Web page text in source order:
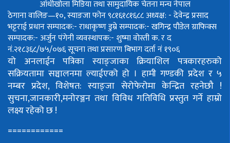
आँधीखोला मिडिया तथा सामुदायिक चेतना मन्च नेपाल
ठेगाना वालिङ—१०, स्याङजा फोन ९८१६१८१६८८अध्यक्ष: - देवेन्द्र प्रसाद
भट्टराईप्रधान सम्पादक:- राधाकृष्ण डुम्रेसम्पादक:- खगिन्द्र पौडेलग्राफिक्स
सम्पादक:- अर्जुन पंगेनीव्यवस्थापक:- शुष्मा वोस्तीक. र द
नं.२१८३६८/७५/०७६सूचना तथा प्रसारण बिभाग दर्ता नं १९०६
यो अनलाईन पत्रिका स्याङ्जाका क्रियाशिल पत्रकारहरुको
सक्रियतामा सञ्चालनमा ल्याईएको हो । हामी गण्डकी प्रदेश र ५
नम्बर प्रदेश, विशेषत: स्याङ्जा सेरोफेरोमा केन्द्रित रहनेछौ !
सुचना,जानकारी,मनोरञ्जन तथा विविध गतिविधि प्रस्तुत गर्ने हाम्रो
लक्ष्य रहेको छ !
============